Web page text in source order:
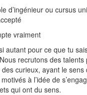
d’ingénieur ou cursus
vraiment
autant pour ce que tu
recrutons des talents
curieux, ayant le sens
à l’idée de
qui ont du sens.